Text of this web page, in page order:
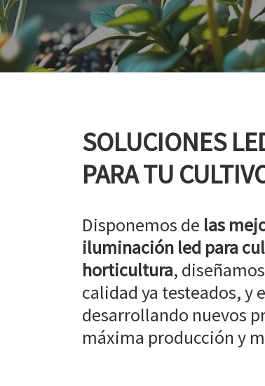
SOLUCIONES
PARA TU
Disponemos de las
iluminación led para
horticultura,
calidad ya testeados, y
desarrollando nuevos
máxima producción y